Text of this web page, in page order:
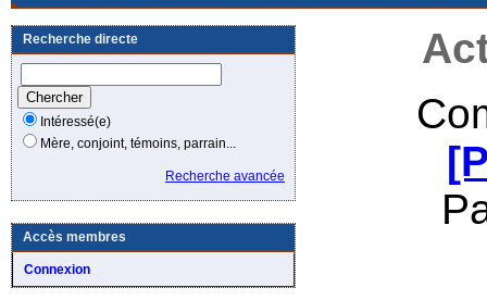
Recherche directe
Intéressé(e)
Mère, conjoint, témoins, parrain...
Recherche avancée
Accès membres
Connexion